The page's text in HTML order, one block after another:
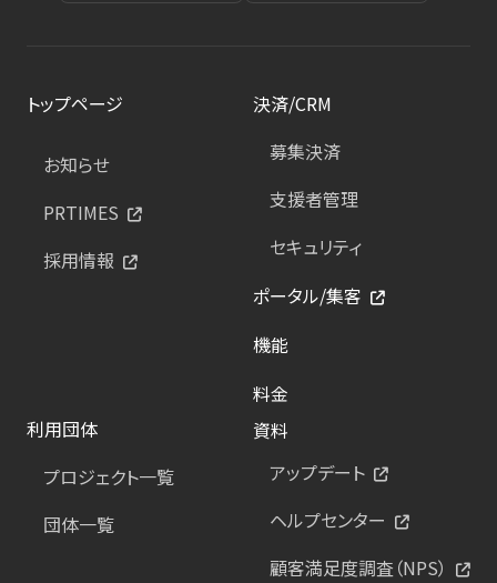
トップページ
お知らせ
PRTIMES
採用情報
決済/CRM
募集決済
支援者管理
セキュリティ
ポータル/集客
機能
料金
利用団体
プロジェクト一覧
団体一覧
資料
アップデート
ヘルプセンター
顧客満足度調査（NPS）